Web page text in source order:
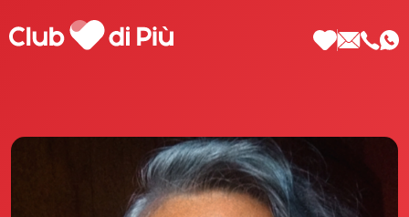
Scopri Club di Più